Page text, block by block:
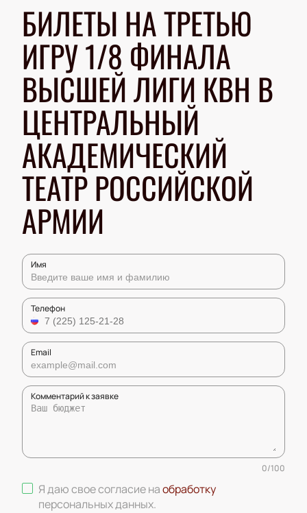
БИЛЕТЫ НА ТРЕТЬЮ
ИГРУ 1/8 ФИНАЛА
ВЫСШЕЙ ЛИГИ КВН В
ЦЕНТРАЛЬНЫЙ
АКАДЕМИЧЕСКИЙ
ТЕАТР РОССИЙСКОЙ
АРМИИ
Имя
Телефон
Email
Комментарий к заявке
0/100
Я даю свое согласие наобработку
персональных данных.